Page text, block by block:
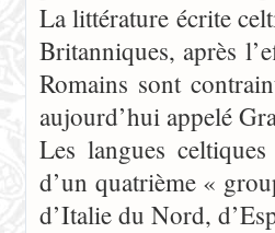
La littérature écrite
Britanniques, après
Romains sont
aujourd’hui appelé
Les langues
d’un quatrième «
d’Italie du Nord,